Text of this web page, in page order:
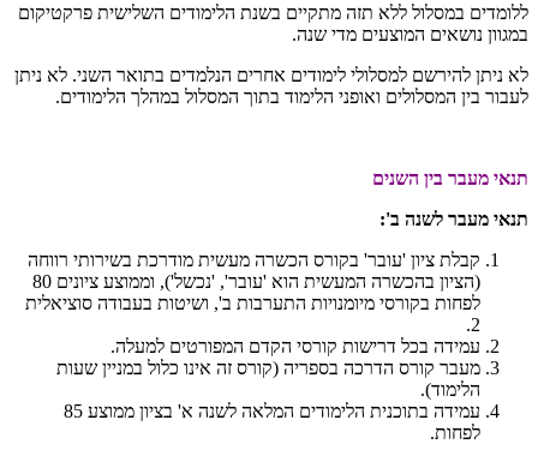
ללומדים במסלול ללא תזה מתקיים בשנת הלימודים השלישית פרקטיקום
במגוון נושאים המוצעים מדי שנה.
לא ניתן להירשם למסלולי לימודים אחרים הנלמדים בתואר השני. לא ניתן
לעבור בין המסלולים ואופני הלימוד בתוך המסלול במהלך הלימודים.
תנאי מעבר בין השנים
תנאי מעבר לשנה ב':
קבלת ציון 'עובר' בקורס הכשרה מעשית מודרכת בשירותי רווחה
(הציון בהכשרה המעשית הוא 'עובר', 'נכשל'), וממוצע ציונים 80
לפחות בקורסי מיומנויות התערבות ב', ושיטות בעבודה סוציאלית
2.
עמידה בכל דרישות קורסי הקדם המפורטים למעלה.
מעבר קורס הדרכה בספריה (קורס זה אינו כלול במניין שעות
הלימוד).
עמידה בתוכנית הלימודים המלאה לשנה א' בציון ממוצע 85
לפחות.